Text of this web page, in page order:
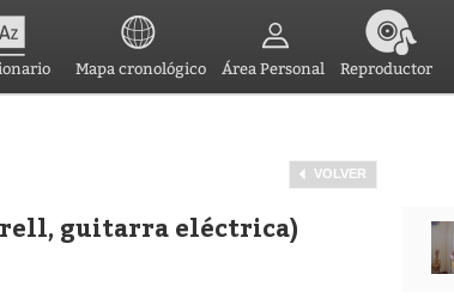
Mapa cronológico Área Personal Reproductor
VOLVER
guitarra eléctrica)